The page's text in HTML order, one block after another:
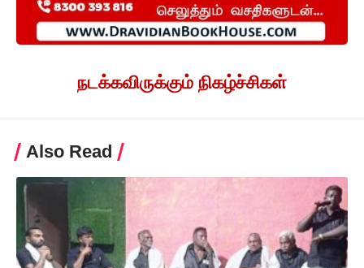
நடக்கவிருக்கும் நிகழ்ச்சிகள்
Also Read